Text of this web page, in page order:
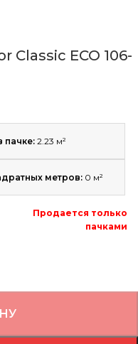
Classic ECO 106-
пачке: 2.23 м²
метров: 0 м²
Продается только
пачками